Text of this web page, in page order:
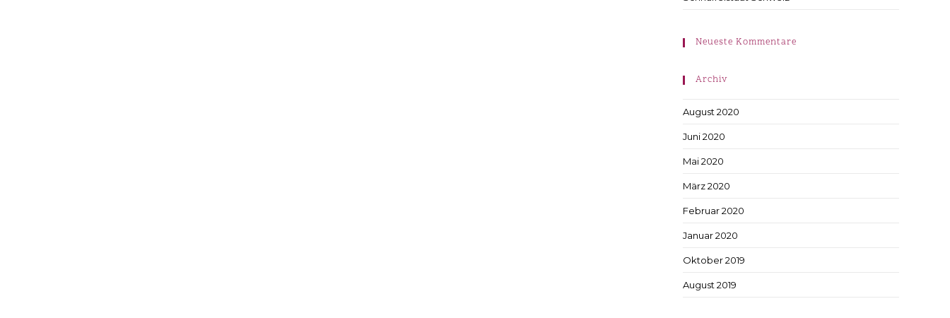
Neueste Kommentare
Archiv
August 2020
Juni 2020
Mai 2020
März 2020
Februar 2020
Januar 2020
Oktober 2019
August 2019